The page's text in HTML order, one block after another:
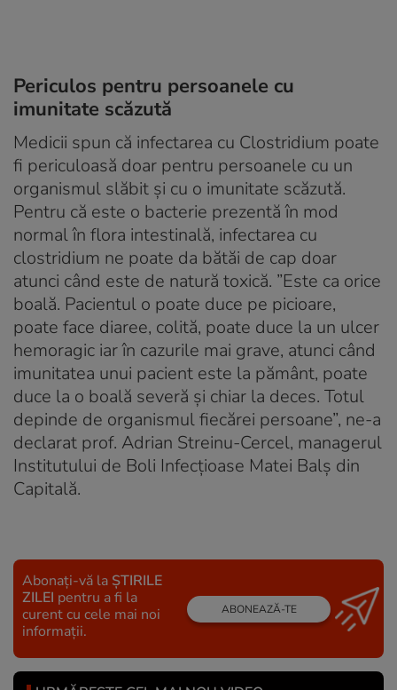
Periculos pentru persoanele cu
imunitate scăzută
Medicii spun că infectarea cu Clostridium poate
fi periculoasă doar pentru persoanele cu un
organismul slăbit şi cu o imunitate scăzută.
Pentru că este o bacterie prezentă în mod
normal în flora intestinală, infectarea cu
clostridium ne poate da bătăi de cap doar
atunci când este de natură toxică. ”Este ca orice
boală. Pacientul o poate duce pe picioare,
poate face diaree, colită, poate duce la un ulcer
hemoragic iar în cazurile mai grave, atunci când
imunitatea unui pacient este la pământ, poate
duce la o boală severă şi chiar la deces. Totul
depinde de organismul fiecărei persoane”, ne-a
declarat prof. Adrian Streinu-Cercel, managerul
Institutului de Boli Infecţioase Matei Balş din
Capitală.
Abonați-vă la ȘTIRILE
ZILEI pentru a fi la
curent cu cele mai noi
informații.
ABONEAZĂ-TE